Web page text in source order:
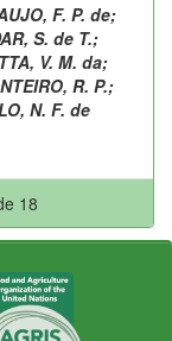
F. P. de;
S. de T.;
V. M. da;
R. P.;
N. F. de
18